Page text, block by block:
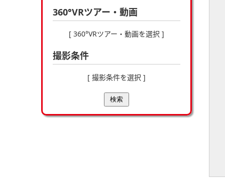
360°VRツアー・動画
[ 360°VRツアー・動画を選択 ]
撮影条件
[ 撮影条件を選択 ]
検索